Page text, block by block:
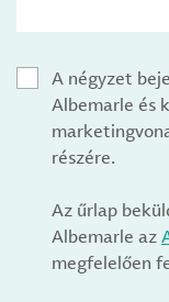
A négyzet
Albemarle és
részére.
Az űrlap
Albemarle az
megfelelően